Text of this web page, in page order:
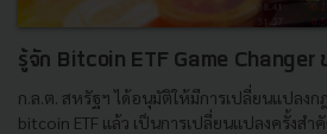
รู้จัก Bitcoin ETF Game Changer
ก.ล.ต. สหรัฐฯ ได้อนุมัติให้มีการเปลี่ยนแปลง
bitcoin ETF แล้ว เป็นการเปลี่ยนแปลงครั้งส